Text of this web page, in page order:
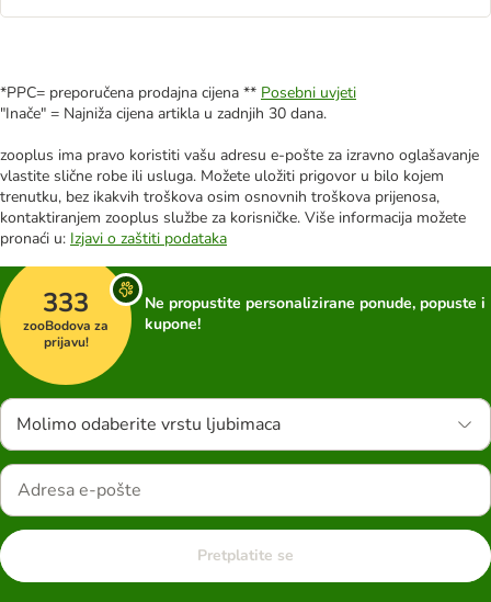
*PPC= preporučena prodajna cijena ** Posebni uvjeti
"Inače" = Najniža cijena artikla u zadnjih 30 dana.
zooplus ima pravo koristiti vašu adresu e-pošte za izravno oglašavanje
vlastite slične robe ili usluga. Možete uložiti prigovor u bilo kojem
trenutku, bez ikakvih troškova osim osnovnih troškova prijenosa,
kontaktiranjem zooplus službe za korisničke. Više informacija možete
pronaći u: Izjavi o zaštiti podataka
333
zooBodova za
prijavu!
Ne propustite personalizirane ponude, popuste i
kupone!
Molimo odaberite vrstu ljubimaca
Pretplatite se